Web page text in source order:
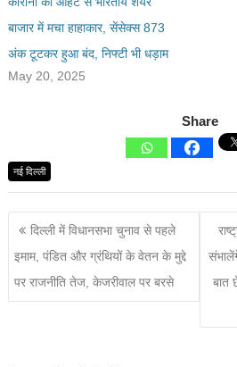
बाजार में मचा हाहाकार, सेंसेक्स 873
अंक टूटकर हुआ बंद, निफ्टी भी धड़ाम
May 20, 2025
Share
नई दिल्ली
दिल्ली में विधानसभा चुनाव से पहले
इमाम, पंडित और ग्रंथियों के वेतन के मुद्दे
पर राजनीति तेज, केजरीवाल पर बरसे
बात